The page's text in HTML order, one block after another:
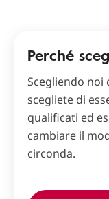
Perché
Scegliendo noi
scegliete di
qualificati ed
cambiare il
circonda.